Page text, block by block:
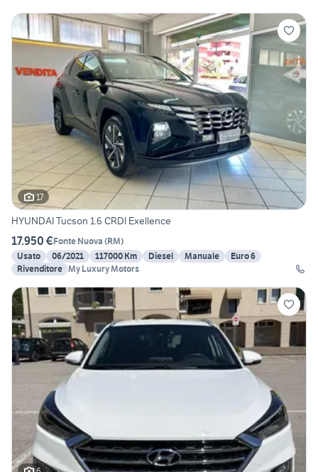
17
HYUNDAI Tucson 1.6 CRDI Exellence
17.950 €Fonte Nuova (RM)
Usato
06/2021 117000 Km Diesel Manuale
Euro 6
Rivenditore My Luxury Motors